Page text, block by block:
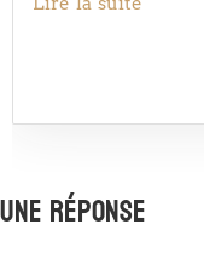
Une réponse